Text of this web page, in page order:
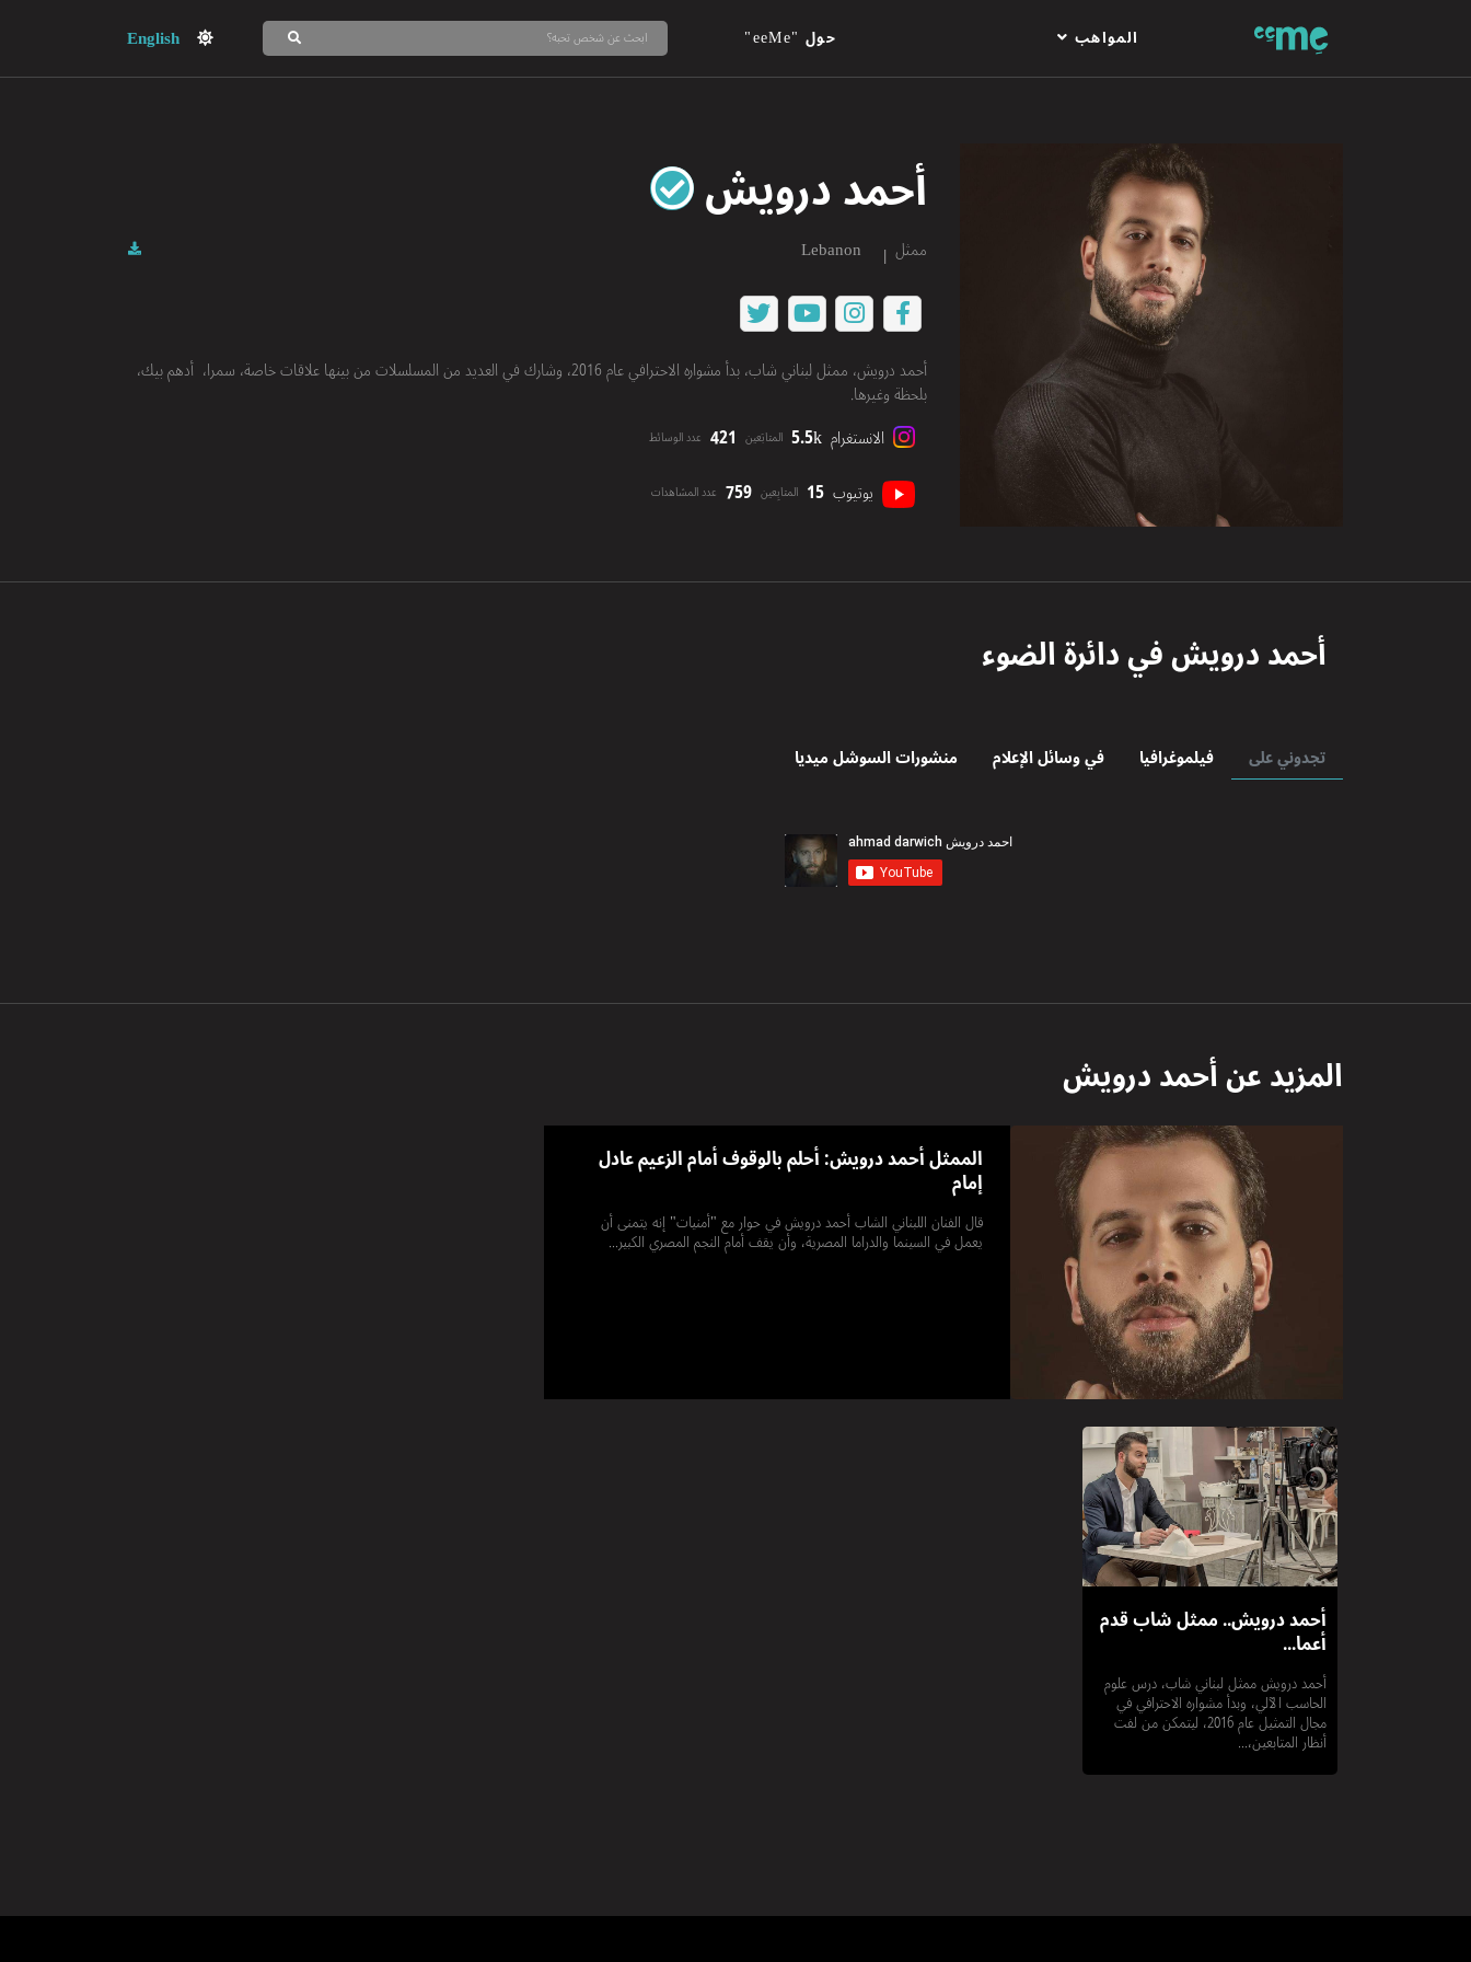
المواهب حول "eeMe" English
أحمد درويش
ممثل Lebanon
أحمد درويش، ممثل لبناني شاب، بدأ مشواره الاحترافي عام 2016، وشارك في العديد من المسلسلات من بينها علاقات خاصة، سمرا، أدهم بيك،
بلحظة وغيرها.
الانستغرام 5.5k المتابَعين 421 عدد الوسائط
يوتيوب 15 المتابِعين 759 عدد المشاهدات
أحمد درويشفي دائرة الضوء
تجدوني على فيلموغرافيا في وسائل الإعلام منشورات السوشل ميديا
المزيد عنأحمد درويش
الممثل أحمد درويش: أحلم بالوقوف أمام الزعيم عادل
إمام
قال الفنان اللبناني الشاب أحمد درويش في حوار مع "أمنيات" إنه يتمنى أن
يعمل في السينما والدراما المصرية، وأن يقف أمام النجم المصري الكبير...
أحمد درويش.. ممثل شاب قدم
أعما...
أحمد درويش ممثل لبناني شاب، درس علوم
الحاسب الآلي، وبدأ مشواره الاحترافي في
مجال التمثيل عام 2016، ليتمكن من لفت
أنظار المتابعين،...